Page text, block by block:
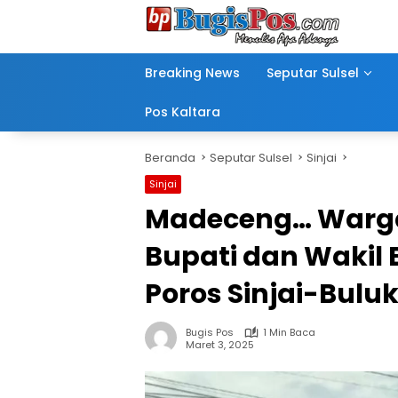
Breaking News Seputar Sulsel
Pos Kaltara
Beranda Seputar Sulsel Sinjai
Sinjai
Madeceng…
Bupati dan Wakil
Poros Sinjai-
Bugis Pos
1 Min Baca
Maret 3, 2025